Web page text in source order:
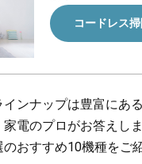
コードレス
ンナップは豊富にあ
電のプロがお答えし
おすすめ10機種をご